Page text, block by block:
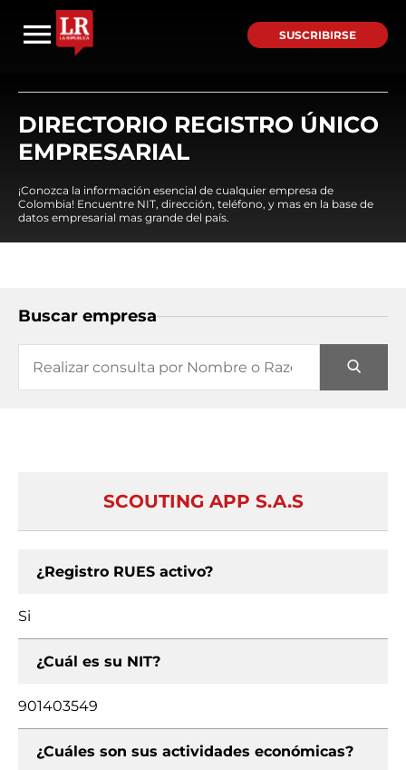
SUSCRIBIRSE
DIRECTORIO REGISTRO ÚNICO
EMPRESARIAL
¡Conozca la información esencial de cualquier empresa de
Colombia! Encuentre NIT, dirección, teléfono, y mas en la base de
datos empresarial mas grande del país.
Buscar empresa
SCOUTING APP S.A.S
¿Registro RUES activo?
Si
¿Cuál es su NIT?
901403549
¿Cuáles son sus actividades económicas?